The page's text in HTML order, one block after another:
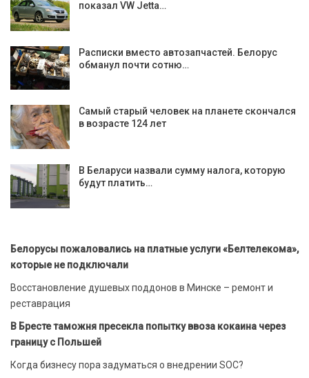
показал VW Jetta…
Расписки вместо автозапчастей. Белорус
обманул почти сотню…
Самый старый человек на планете скончался
в возрасте 124 лет
В Беларуси назвали сумму налога, которую
будут платить…
Белорусы пожаловались на платные услуги «Белтелекома»,
которые не подключали
Восстановление душевых поддонов в Минске – ремонт и
реставрация
В Бресте таможня пресекла попытку ввоза кокаина через
границу с Польшей
Когда бизнесу пора задуматься о внедрении SOC?